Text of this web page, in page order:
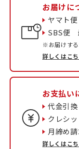
お届けに
ヤマト
SBS便
※お届けする
詳しくはこ
お支払い
代金引換
クレシ
月締め
詳しくはこ